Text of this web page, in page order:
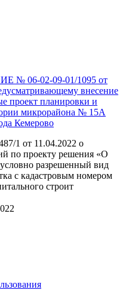
№ 06-02-09-01/1095 от
внесение
проект планировки и
микрорайона № 15А
Кемерово
1 от 11.04.2022 о
по проекту решения «О
разрешенный вид
с кадастровым номером
строит